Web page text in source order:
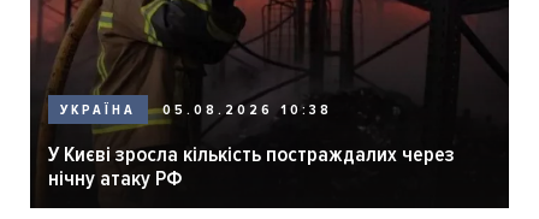
УКРАЇНА 05.08.2026 10:38
У Києві зросла кількість постраждалих через
нічну атаку РФ